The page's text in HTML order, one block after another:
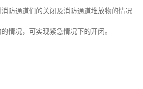
防通道们的关闭及消防通道堆放物的情况
情况，可实现紧急情况下的开闭。